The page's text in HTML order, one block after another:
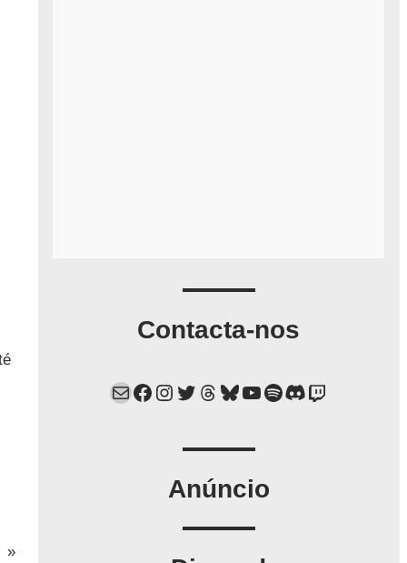
»
Contacta-nos
Mail Facebook Instagram Twitter Threads Bluesky YouTube Spotify Discord Twitch
Anúncio